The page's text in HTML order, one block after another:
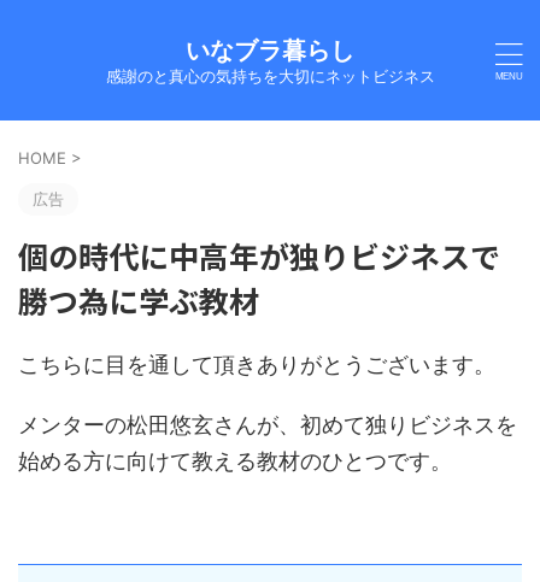
いなブラ暮らし
感謝のと真心の気持ちを大切にネットビジネス
HOME >
広告
個の時代に中高年が独りビジネスで
勝つ為に学ぶ教材
こちらに目を通して頂きありがとうございます。
メンターの松田悠玄さんが、初めて独りビジネスを
始める方に向けて教える教材のひとつです。